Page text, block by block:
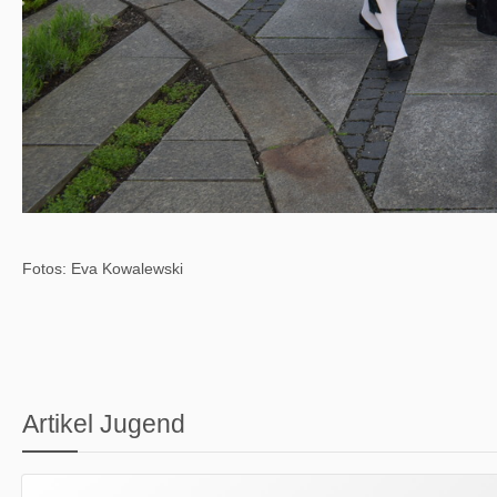
Fotos: Eva Kowalewski
Artikel Jugend